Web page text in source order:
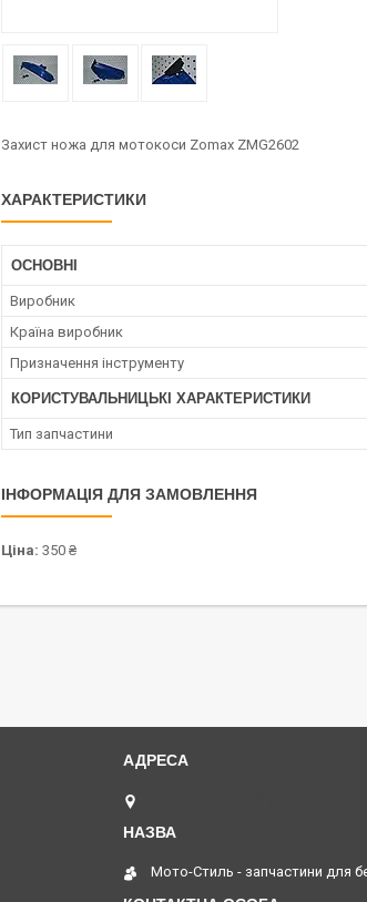
Захист ножа для мотокоси Zomax ZMG2602
ХАРАКТЕРИСТИКИ
ОСНОВНІ
Виробник
Країна виробник
Призначення інструменту
КОРИСТУВАЛЬНИЦЬКІ ХАРАКТЕРИСТИКИ
Тип запчастини
ІНФОРМАЦІЯ ДЛЯ ЗАМОВЛЕННЯ
Ціна: 350 ₴
Мото-Стиль - запчастини для